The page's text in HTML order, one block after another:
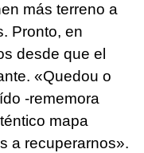
más terreno a
Pronto, en
desde que el
«Quedou o
-rememora
mapa
a recuperarnos».